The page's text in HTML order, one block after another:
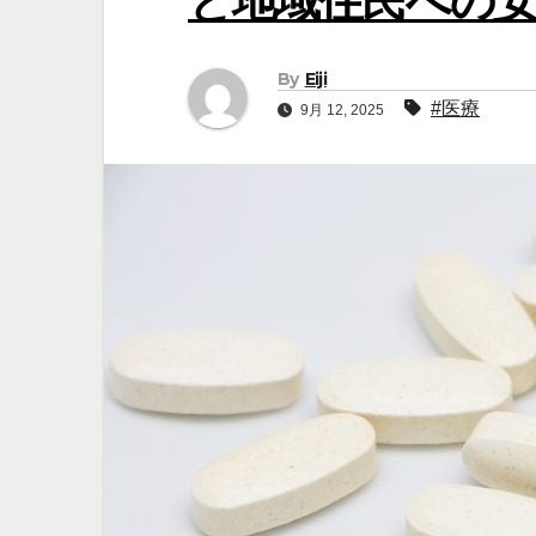
By Eiji
9月 12, 2025 #医療